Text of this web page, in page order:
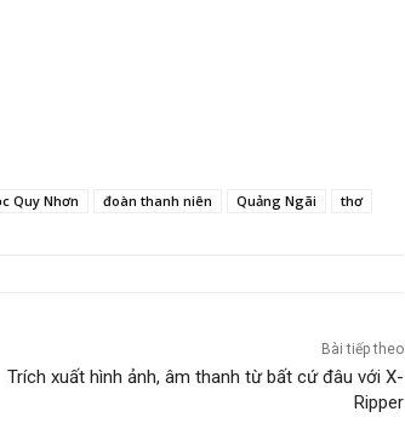
Quy Nhơn đoàn thanh niên Quảng Ngãi thơ
Bài tiếp theo
Trích xuất hình ảnh, âm thanh từ bất cứ đâu với X-
Ripper